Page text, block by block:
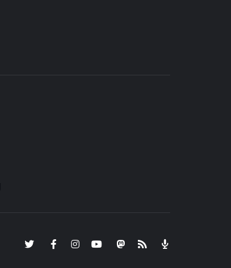
TwitterFacebookInstagramYoutubeMastodon.eus
RSS Podcast